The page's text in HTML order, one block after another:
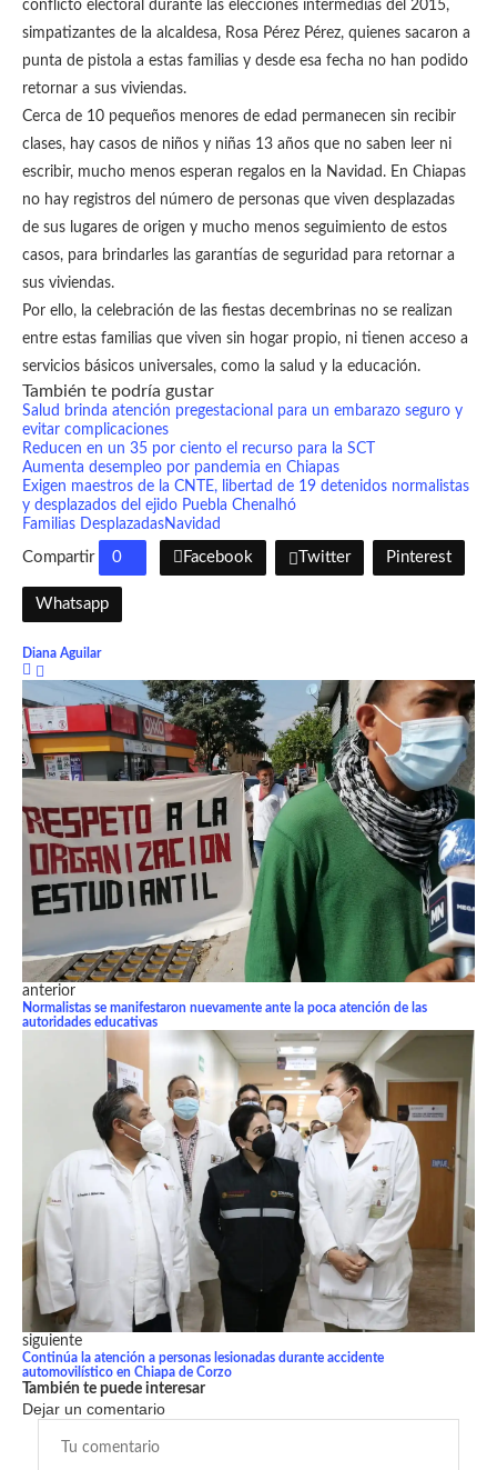
conflicto electoral durante las elecciones intermedias del 2015,
simpatizantes de la alcaldesa, Rosa Pérez Pérez, quienes sacaron a
punta de pistola a estas familias y desde esa fecha no han podido
retornar a sus viviendas.
Cerca de 10 pequeños menores de edad permanecen sin recibir
clases, hay casos de niños y niñas 13 años que no saben leer ni
escribir, mucho menos esperan regalos en la Navidad. En Chiapas
no hay registros del número de personas que viven desplazadas
de sus lugares de origen y mucho menos seguimiento de estos
casos, para brindarles las garantías de seguridad para retornar a
sus viviendas.
Por ello, la celebración de las fiestas decembrinas no se realizan
entre estas familias que viven sin hogar propio, ni tienen acceso a
servicios básicos universales, como la salud y la educación.
También te podría gustar
Salud brinda atención pregestacional para un embarazo seguro y
evitar complicaciones
Reducen en un 35 por ciento el recurso para la SCT
Aumenta desempleo por pandemia en Chiapas
Exigen maestros de la CNTE, libertad de 19 detenidos normalistas
y desplazados del ejido Puebla Chenalhó
Familias DesplazadasNavidad
Compartir 0 Facebook Twitter Pinterest
Whatsapp
Diana Aguilar
anterior
Normalistas se manifestaron nuevamente ante la poca atención de las
autoridades educativas
siguiente
Continúa la atención a personas lesionadas durante accidente
automovilístico en Chiapa de Corzo
También te puede interesar
Dejar un comentario